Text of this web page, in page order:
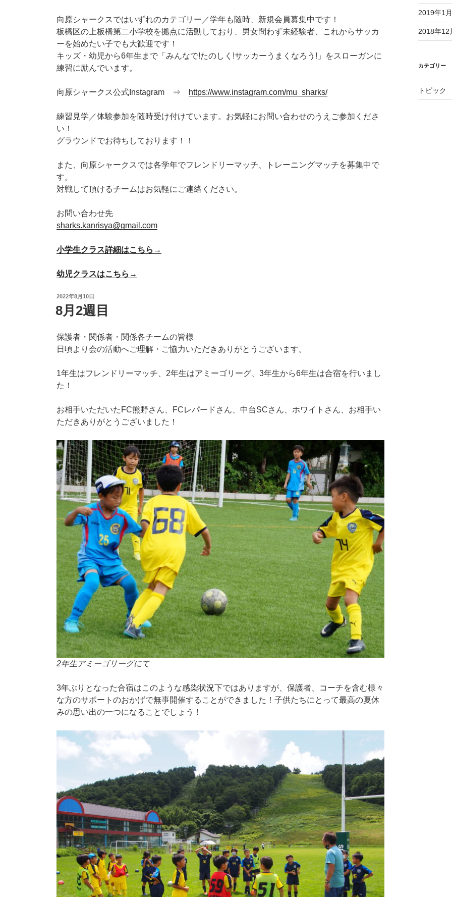
向原シャークスではいずれのカテゴリー／学年も随時、新規会員募集中です！
板橋区の上板橋第二小学校を拠点に活動しており、男女問わず未経験者、これからサッカ
ーを始めたい子でも大歓迎です！
キッズ・幼児から6年生まで「みんなで!たのしく!サッカーうまくなろう!」をスローガンに
練習に励んでいます。
向原シャークス公式Instagram ⇒ https://www.instagram.com/mu_sharks/
練習見学／体験参加を随時受け付けています。お気軽にお問い合わせのうえご参加くださ
い！
グラウンドでお待ちしております！！
また、向原シャークスでは各学年でフレンドリーマッチ、トレーニングマッチを募集中で
す。
対戦して頂けるチームはお気軽にご連絡ください。
お問い合わせ先
sharks.kanrisya@gmail.com
小学生クラス詳細はこちら→
幼児クラスはこちら→
投
日:
2022年8月10日
8月2週目
保護者・関係者・関係各チームの皆様
日頃より会の活動へご理解・ご協力いただきありがとうございます。
1年生はフレンドリーマッチ、2年生はアミーゴリーグ、3年生から6年生は合宿を行いまし
た！
お相手いただいたFC熊野さん、FCレパードさん、中台SCさん、ホワイトさん、お相手い
ただきありがとうございました！
2年生アミーゴリーグにて
3年ぶりとなった合宿はこのような感染状況下ではありますが、保護者、コーチを含む様々
な方のサポートのおかげで無事開催することができました！子供たちにとって最高の夏休
みの思い出の一つになることでしょう！
2019年1月
2018年12
カテゴリー
トピック